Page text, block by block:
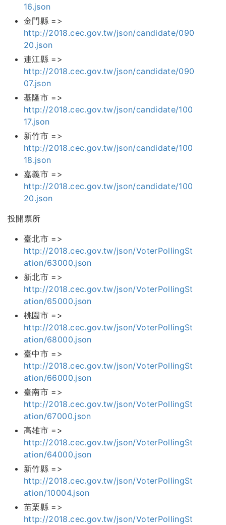
16.json
金門縣 =>
http://2018.cec.gov.tw/json/candidate/090
20.json
連江縣 =>
http://2018.cec.gov.tw/json/candidate/090
07.json
基隆市 =>
http://2018.cec.gov.tw/json/candidate/100
17.json
新竹市 =>
http://2018.cec.gov.tw/json/candidate/100
18.json
嘉義市 =>
http://2018.cec.gov.tw/json/candidate/100
20.json
投開票所
臺北市 =>
http://2018.cec.gov.tw/json/VoterPollingSt
ation/63000.json
新北市 =>
http://2018.cec.gov.tw/json/VoterPollingSt
ation/65000.json
桃園市 =>
http://2018.cec.gov.tw/json/VoterPollingSt
ation/68000.json
臺中市 =>
http://2018.cec.gov.tw/json/VoterPollingSt
ation/66000.json
臺南市 =>
http://2018.cec.gov.tw/json/VoterPollingSt
ation/67000.json
高雄市 =>
http://2018.cec.gov.tw/json/VoterPollingSt
ation/64000.json
新竹縣 =>
http://2018.cec.gov.tw/json/VoterPollingSt
ation/10004.json
苗栗縣 =>
http://2018.cec.gov.tw/json/VoterPollingSt